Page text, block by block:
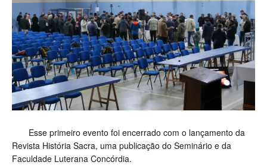
Esse primeiro evento foi encerrado com o lançamento da
Revista História Sacra, uma publicação do Seminário e da
Faculdade Luterana Concórdia.